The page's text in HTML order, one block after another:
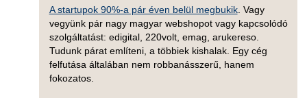
A startupok 90%-a pár éven belül megbukik. Vagy
vegyünk pár nagy magyar webshopot vagy kapcsolódó
szolgáltatást: edigital, 220volt, emag, arukereso.
Tudunk párat említeni, a többiek kishalak. Egy cég
felfutása általában nem robbanásszerű, hanem
fokozatos.